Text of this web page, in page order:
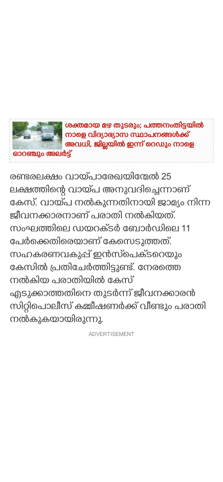
ശക്തമായ മഴ തുടരും; പത്തനംതിട്ടയിൽ
നാളെ വിദ്യാഭ്യാസ സ്ഥാപനങ്ങൾക്ക്
അവധി,​ ജില്ലയിൽ ഇന്ന് റെ‌ഡും നാളെ
ഓറഞ്ചും അലർട്ട്
രണ്ടരലക്ഷം വായ്‌പാരേഖയിന്മേൽ 25
ലക്ഷത്തിന്റെ വായ്‌പ അനുവദിച്ചെന്നാണ്
കേസ്. വായ്‌പ നൽകുന്നതിനായി ജാമ്യം നിന്ന
ജീവനക്കാരനാണ് പരാതി നൽകിയത്.
സംഘത്തിലെ ഡയറക്‌ടർ ബോർഡിലെ 11
പേർക്കെതിരെയാണ് കേസെടുത്തത്.
സഹകരണവകുപ്പ് ഇൻസ്‌പെക്‌ടറെയും
കേസിൽ പ്രതിചേർത്തിട്ടുണ്ട്. നേരത്തെ
നൽകിയ പരാതിയിൽ കേസ്
എടുക്കാത്തതിനെ തുടർന്ന് ജീവനക്കാരൻ
സിറ്റിപൊലീസ് കമ്മീഷണർക്ക് വീണ്ടും പരാതി
നൽകുകയായിരുന്നു.
ADVERTISEMENT